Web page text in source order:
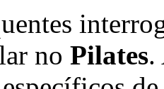
no Pilates.